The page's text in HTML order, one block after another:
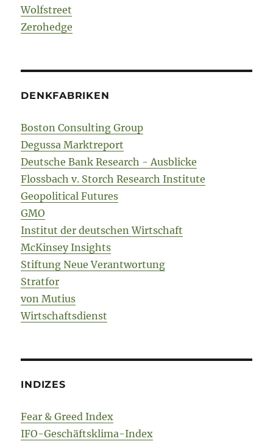
Wolfstreet
Zerohedge
DENKFABRIKEN
Boston Consulting Group
Degussa Marktreport
Deutsche Bank Research - Ausblicke
Flossbach v. Storch Research Institute
Geopolitical Futures
GMO
Institut der deutschen Wirtschaft
McKinsey Insights
Stiftung Neue Verantwortung
Stratfor
von Mutius
Wirtschaftsdienst
INDIZES
Fear & Greed Index
IFO-Geschäftsklima-Index